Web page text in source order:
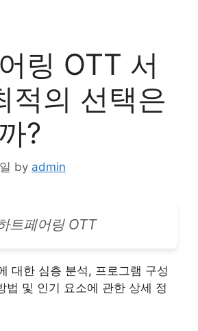
링 OTT 서
적의 선택은
?
by admin
트페어링 OTT
대한 심층 분석, 프로그램 구성
법 및 인기 요소에 관한 상세 정